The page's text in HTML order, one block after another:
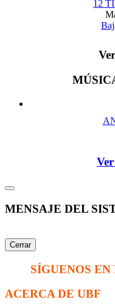
12
MENSAJE DEL
Cerrar
SÍGUENOS
ACERCA DE UBF